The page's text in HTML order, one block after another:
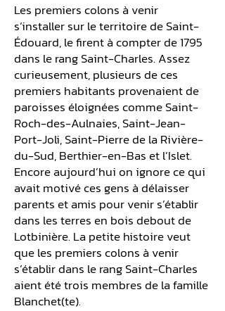
Les premiers colons à venir
s’installer sur le territoire de Saint-
Édouard, le firent à compter de 1795
dans le rang Saint-Charles. Assez
curieusement, plusieurs de ces
premiers habitants provenaient de
paroisses éloignées comme Saint-
Roch-des-Aulnaies, Saint-Jean-
Port-Joli, Saint-Pierre de la Rivière-
du-Sud, Berthier-en-Bas et l’Islet.
Encore aujourd’hui on ignore ce qui
avait motivé ces gens à délaisser
parents et amis pour venir s’établir
dans les terres en bois debout de
Lotbinière. La petite histoire veut
que les premiers colons à venir
s’établir dans le rang Saint-Charles
aient été trois membres de la famille
Blanchet(te).